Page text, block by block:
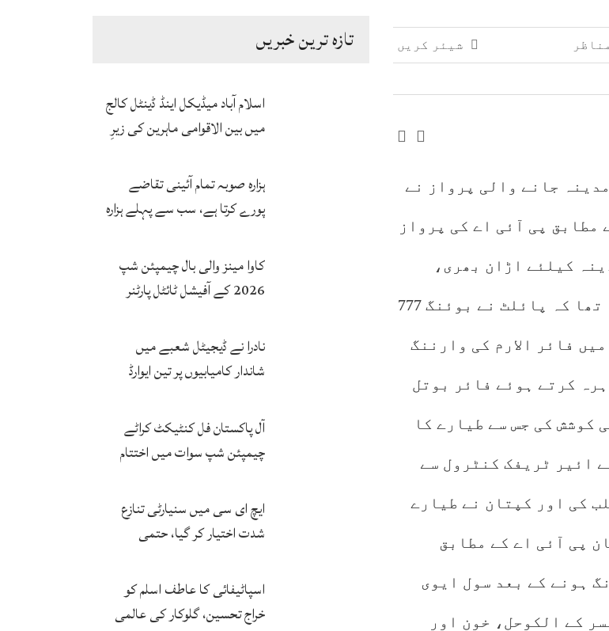
گروپ کی ملکیت کا انکشاف
تازہ ترین خبریں
اسلام آباد میڈیکل اینڈ ڈینٹل کالج
میں بین الاقوامی ماہرین کی زیرِ
سرٹیفکیٹ پروگرام شروع
ہزارہ صوبہ تمام آئینی تقاضے
پورے کرتا ہے، سب سے پہلے ہزارہ
محمد یوسف
کاوا مینز والی بال چیمپئن شپ
2026 کے آفیشل ٹائٹل پارٹنر
فتح پر جشن
نادرا نے ڈیجیٹل شعبے میں
شاندار کامیابیوں پر تین ایوارڈ
آل پاکستان فل کنٹیکٹ کراٹے
چیمپئن شپ سوات میں اختتام
ایچ ای سی میں سنیارٹی تنازع
شدت اختیار کر گیا، حتمی
اسپاٹیفائی کا عاطف اسلم کو
خراج تحسین، گلوکار کی عالمی
شیئر کریں مناظر
جانے والی پرواز نے
مطابق پی آئی اے کی پرواز
سے مدینہ کیلئے اڑان بھری،
روانگی کے فوری بعد طیارہ ابھی اپروچ پکڑ رہا تھا کہ پائلٹ نے بوئنگ 777
فائر الارم کی وارننگ
کرتے ہوئے فائر بوتل
کوشش کی جس سے طیارے کا
ائیر ٹریفک کنٹرول سے
کی اور کپتان نے طیارے
پی آئی اے کے مطابق
لینڈنگ ہونے کے بعد سول ایوی
کے الکوحل، خون اور